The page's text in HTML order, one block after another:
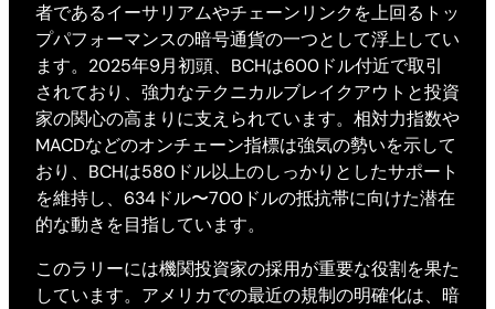
者であるイーサリアムやチェーンリンクを上回るトッ
プパフォーマンスの暗号通貨の一つとして浮上してい
ます。2025年9月初頭、BCHは600ドル付近で取引
されており、強力なテクニカルブレイクアウトと投資
家の関心の高まりに支えられています。相対力指数や
MACDなどのオンチェーン指標は強気の勢いを示して
おり、BCHは580ドル以上のしっかりとしたサポート
を維持し、634ドル〜700ドルの抵抗帯に向けた潜在
的な動きを目指しています。
このラリーには機関投資家の採用が重要な役割を果た
しています。アメリカでの最近の規制の明確化は、暗